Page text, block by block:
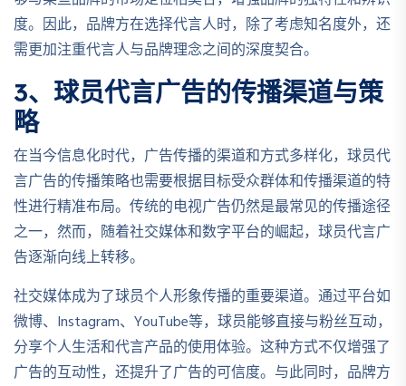
度。因此，品牌方在选择代言人时，除了考虑知名度外，还
需更加注重代言人与品牌理念之间的深度契合。
3、球员代言广告的传播渠道与策
略
在当今信息化时代，广告传播的渠道和方式多样化，球员代
言广告的传播策略也需要根据目标受众群体和传播渠道的特
性进行精准布局。传统的电视广告仍然是最常见的传播途径
之一，然而，随着社交媒体和数字平台的崛起，球员代言广
告逐渐向线上转移。
社交媒体成为了球员个人形象传播的重要渠道。通过平台如
微博、Instagram、YouTube等，球员能够直接与粉丝互动，
分享个人生活和代言产品的使用体验。这种方式不仅增强了
广告的互动性，还提升了广告的可信度。与此同时，品牌方